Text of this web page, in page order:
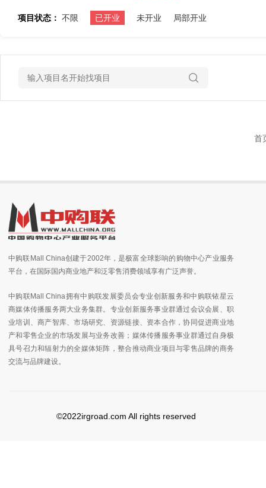
项目状态： 不限 已开业 未开业 局部开业
首
中购联Mall China创建于2002年，是极富全球影响的购物中心产业服务
平台，在国际国内商业地产和泛零售消费领域享有广泛声誉。
中购联Mall China拥有中购联发展委员会专业创新服务和中购联铱星云
商媒体传播服务两大业务集群。专业创新服务事业群通过会议会展、职
业培训、商产智库、市场研究、资源链接、资本合作，协同促进商业地
产和零售企业的市场发展与业务改善；媒体传播服务事业群通过自身极
具号召力和辐射力的全媒体矩阵，整合推动商业项目与零售品牌的商务
交流与品牌建设。
©2022irgroad.com All rights reserved